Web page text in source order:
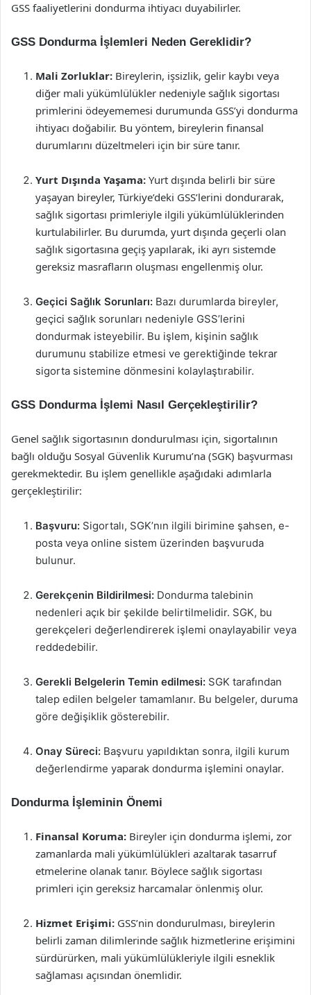
GSS faaliyetlerini dondurma ihtiyacı duyabilirler.
GSS Dondurma İşlemleri Neden Gereklidir?
Mali Zorluklar: Bireylerin, işsizlik, gelir kaybı veya
diğer mali yükümlülükler nedeniyle sağlık sigortası
primlerini ödeyememesi durumunda GSS’yi dondurma
ihtiyacı doğabilir. Bu yöntem, bireylerin finansal
durumlarını düzeltmeleri için bir süre tanır.
Yurt Dışında Yaşama: Yurt dışında belirli bir süre
yaşayan bireyler, Türkiye’deki GSS’lerini dondurarak,
sağlık sigortası primleriyle ilgili yükümlülüklerinden
kurtulabilirler. Bu durumda, yurt dışında geçerli olan
sağlık sigortasına geçiş yapılarak, iki ayrı sistemde
gereksiz masrafların oluşması engellenmiş olur.
Geçici Sağlık Sorunları: Bazı durumlarda bireyler,
geçici sağlık sorunları nedeniyle GSS’lerini
dondurmak isteyebilir. Bu işlem, kişinin sağlık
durumunu stabilize etmesi ve gerektiğinde tekrar
sigorta sistemine dönmesini kolaylaştırabilir.
GSS Dondurma İşlemi Nasıl Gerçekleştirilir?
Genel sağlık sigortasının dondurulması için, sigortalının
bağlı olduğu Sosyal Güvenlik Kurumu’na (SGK) başvurması
gerekmektedir. Bu işlem genellikle aşağıdaki adımlarla
gerçekleştirilir:
Başvuru: Sigortalı, SGK’nın ilgili birimine şahsen, e-
posta veya online sistem üzerinden başvuruda
bulunur.
Gerekçenin Bildirilmesi: Dondurma talebinin
nedenleri açık bir şekilde belirtilmelidir. SGK, bu
gerekçeleri değerlendirerek işlemi onaylayabilir veya
reddedebilir.
Gerekli Belgelerin Temin edilmesi: SGK tarafından
talep edilen belgeler tamamlanır. Bu belgeler, duruma
göre değişiklik gösterebilir.
Onay Süreci: Başvuru yapıldıktan sonra, ilgili kurum
değerlendirme yaparak dondurma işlemini onaylar.
Dondurma İşleminin Önemi
Finansal Koruma: Bireyler için dondurma işlemi, zor
zamanlarda mali yükümlülükleri azaltarak tasarruf
etmelerine olanak tanır. Böylece sağlık sigortası
primleri için gereksiz harcamalar önlenmiş olur.
Hizmet Erişimi: GSS’nin dondurulması, bireylerin
belirli zaman dilimlerinde sağlık hizmetlerine erişimini
sürdürürken, mali yükümlülükleriyle ilgili esneklik
sağlaması açısından önemlidir.